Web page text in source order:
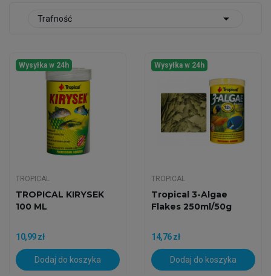
Trafność 
Wysyłka w 24h
TROPICAL
TROPICAL KIRYSEK
100 ML
10,99 zł
Dodaj do koszyka
Wysyłka w 24h
TROPICAL
Tropical 3-Algae
Flakes 250ml/50g
14,76 zł
Dodaj do koszyka